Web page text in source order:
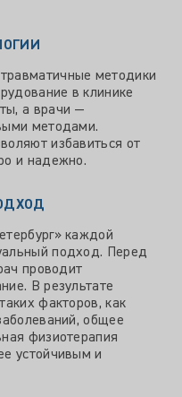
методики
в клинике
а врачи —
методами.
избавиться от
и надежно.
каждой
подход. Перед
проводит
В результате
факторов, как
общее
физиотерапия
устойчивым и